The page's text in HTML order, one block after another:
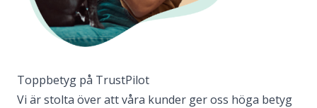
Toppbetyg på TrustPilot
Vi är stolta över att våra kunder ger oss höga betyg